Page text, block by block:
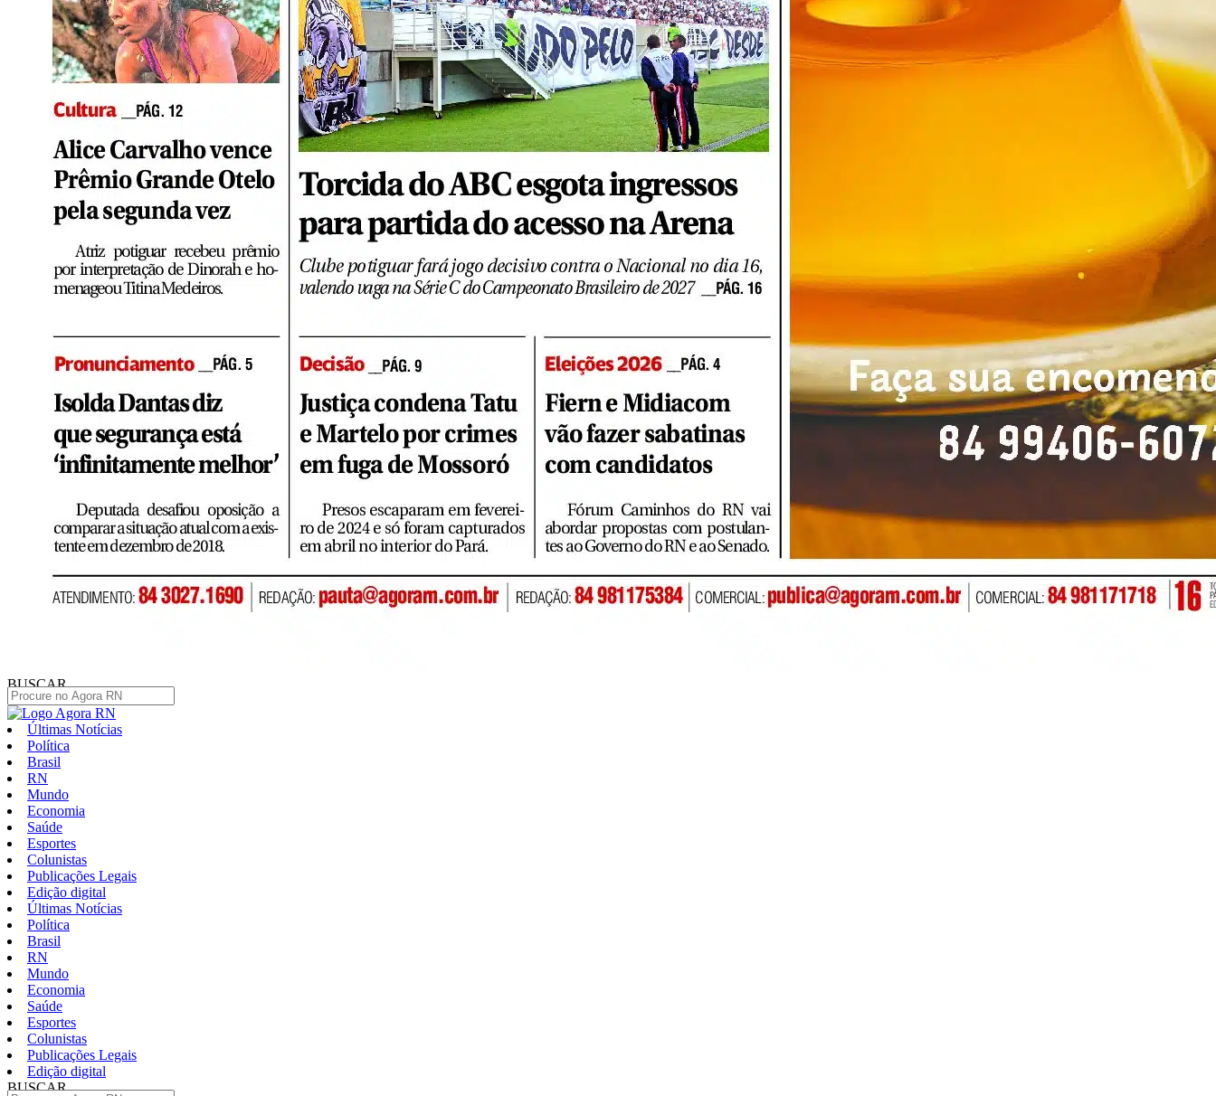
BUSCAR
Últimas Notícias
Política
Brasil
RN
Mundo
Economia
Saúde
Esportes
Colunistas
Publicações Legais
Edição digital
Últimas Notícias
Política
Brasil
RN
Mundo
Economia
Saúde
Esportes
Colunistas
Publicações Legais
Edição digital
BUSCAR